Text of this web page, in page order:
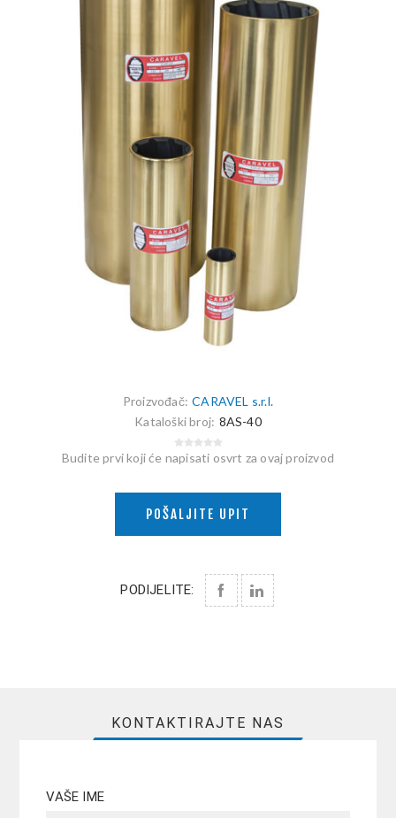
Proizvođač: CARAVEL s.r.l.
Kataloški broj: 8AS-40
Budite prvi koji će napisati osvrt za ovaj proizvod
POŠALJITE UPIT
PODIJELITE:
KONTAKTIRAJTE NAS
VAŠE IME